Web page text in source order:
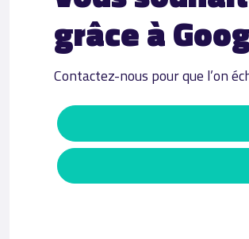
grâce à
Contactez-nous pour que l’on